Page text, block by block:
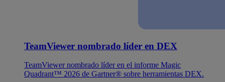
TeamViewer nombrado líder en DEX
TeamViewer nombrado líder en el informe Magic
Quadrant™ 2026 de Gartner® sobre herramientas DEX.